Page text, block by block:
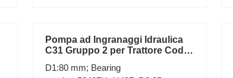
Pompa ad Ingranaggi Idraulica
C31 Gruppo 2 per Trattore Cod.
D1:80 mm; Bearing